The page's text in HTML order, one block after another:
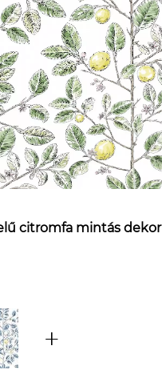
citromfa mintás dekor